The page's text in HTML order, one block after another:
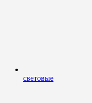
световые